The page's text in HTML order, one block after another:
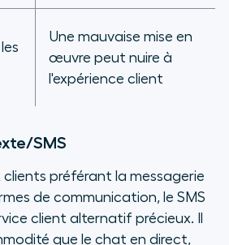
Une mauvaise mise en
œuvre peut nuire à
l'expérience client
SMS
préférant la messagerie
de communication, le SMS
client alternatif précieux. Il
que le chat en direct,